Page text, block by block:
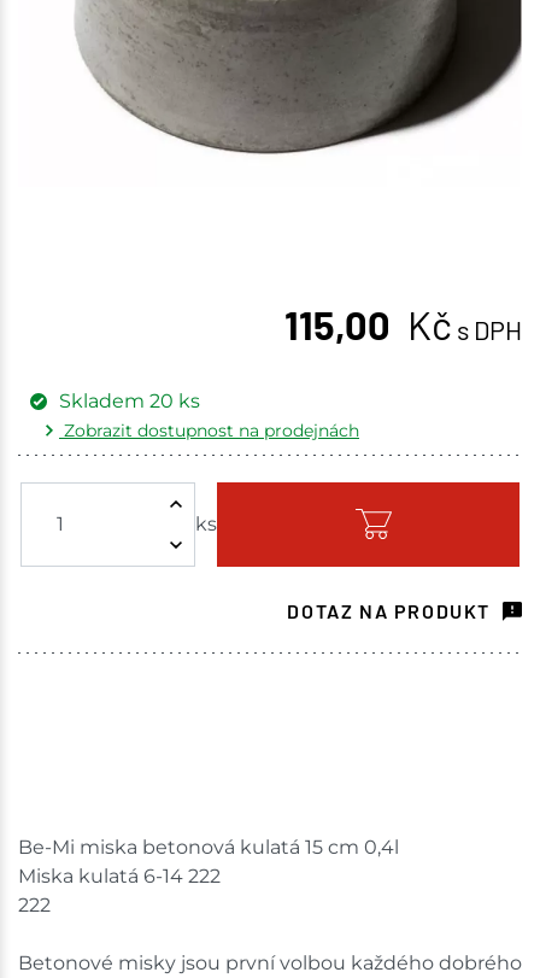
115,00 Kč s DPH
ks
Skladem 20 ks
Zobrazit dostupnost na prodejnách
Skladem - ihned k odeslání
Havlíčkův Brod 5 ks
Skladem na prodejně - doručení do 7 dnů
Nové Město
DOTAZ NA PRODUKT
Be-Mi miska betonová kulatá 15 cm 0,4l
Miska kulatá 6-14 222
222
Betonové misky jsou první volbou každého dobrého